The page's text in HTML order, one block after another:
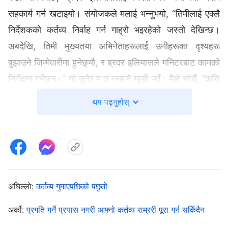
सहकार्य गर्न खटाइयो। संयोजकले मलाई भन्नुभयो, “तिमीलाई एक्लै
निर्देशकको कर्तव्य निर्वाह गर्न गाह्रो भइरहेको जस्तो देखिन्छ।
अबदेखि, तिमी मुख्यतया अभिनेताहरूलाई उनीहरूका दृश्यहरू
बुझाउने जिम्मेवारीमा हुनेछ्यौ, र ब्रदर इलियासले मनिटरबाट कामको
निरीक्षण गर्नेछन्।” यो सुनेर म त मनमनै खुसी भएँ। मैले सोचेँ, “कत्ति
राम्रो! अब मैले मनिटर हेरेर निरीक्षण गर्नु पर्दैन। यसरी मेरो समय
अझै लचिलो हुनेछ, र म त्यति थकित पनि हुनेछैन।” त्यसपछि,
काममा लाग्न जान्थेँ। उनीहरूले कस्तो अभिनय गरे भन्ने कुरामा म
मलाई आफ्नो कर्तव्यप्रतिको मनोवृत्ति जाँच्न भन्नुभयो, तर मैले मनमनै
सोचेँ, “अभिनेताहरूले राम्रो अभिनय गरिरहेका छैनन् भने मैले के
थप पढ्नुहोस्
अघिल्लो:कर्तव्य गुमाएपछिको पछुतो
अर्को:प्रगति गर्ने प्रयास नगरी आफ्नो कर्तव्य राम्ररी पूरा गर्न सकिँदैन